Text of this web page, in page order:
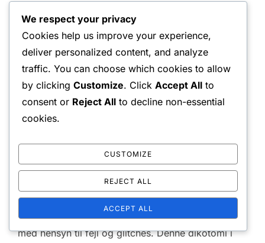
modtagelse, hvor mange spillere vurderer tillægget
højt for sin kreativitet og dybde. Anmelderne
nævner ofte de immersive miljøer og fængslende
historieforløb, som tillægget bringer til spillet. Dog
fremhæver nogle anmeldelser, at indholdet kan
føles kortvarigt for spillere, der søger omfattende
På platforme som Metacritic har tillægget fået en
blanding af høje scorer og kritisk feedback. Mens
de fleste brugere roser de nye funktioner, peger en
del af fællesskabet på behovet for mere polering
med hensyn til fejl og glitches. Denne dikotomi i
We respect your privacy
Cookies help us improve your experience,
deliver personalized content, and analyze
traffic. You can choose which cookies to allow
by clicking Customize. Click Accept All to
consent or Reject All to decline non-essential
cookies.
CUSTOMIZE
REJECT ALL
ACCEPT ALL